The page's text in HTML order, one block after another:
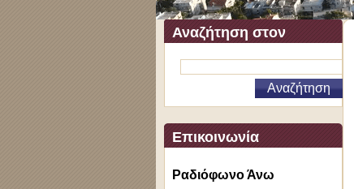
Αναζήτηση στον
ιστότοπο
Επικοινωνία
Ραδιόφωνο Άνω